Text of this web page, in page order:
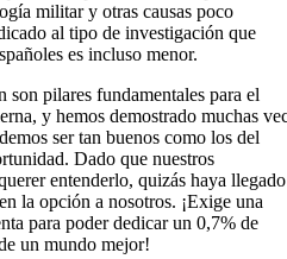
militar y otras causas poco
al tipo de investigación que
es incluso menor.
pilares fundamentales para el
y hemos demostrado muchas
ser tan buenos como los del
Dado que nuestros
entenderlo, quizás haya llegado
la opción a nosotros. ¡Exige una
para poder dedicar un 0,7% de
un mundo mejor!